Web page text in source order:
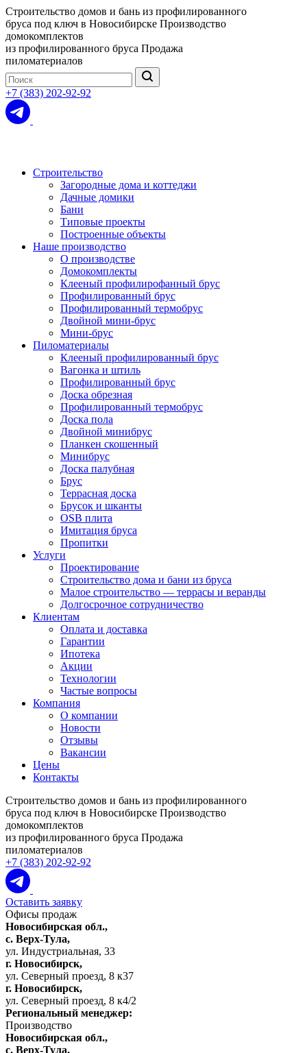
Строительство домов и бань из профилированного
бруса под ключ в Новосибирске Производство
домокомплектов
из профилированного бруса Продажа
пиломатериалов
+7 (383) 202-92-92
Строительство
Загородные дома и коттеджи
Дачные домики
Бани
Типовые проекты
Построенные объекты
Наше производство
О производстве
Домокомплекты
Клееный профилирофанный брус
Профилированный брус
Профилированный термобрус
Двойной мини-брус
Мини-брус
Пиломатериалы
Клееный профилированный брус
Вагонка и штиль
Профилированный брус
Доска обрезная
Профилированный термобрус
Доска пола
Двойной минибрус
Планкен скошенный
Минибрус
Доска палубная
Брус
Террасная доска
Брусок и шканты
OSB плита
Имитация бруса
Пропитки
Услуги
Проектирование
Строительство дома и бани из бруса
Малое строительство — террасы и веранды
Долгосрочное сотрудничество
Клиентам
Оплата и доставка
Гарантии
Ипотека
Акции
Технологии
Частые вопросы
Компания
О компании
Новости
Отзывы
Вакансии
Цены
Контакты
Строительство домов и бань из профилированного
бруса под ключ в Новосибирске Производство
домокомплектов
из профилированного бруса Продажа
пиломатериалов
+7 (383) 202-92-92
Оставить заявку
Офисы продаж
Новосибирская обл.,
c. Верх-Тула,
ул. Индустриальная, 33
г. Новосибирск,
ул. Северный проезд, 8 к37
г. Новосибирск,
ул. Северный проезд, 8 к4/2
Региональный менеджер:
Производство
Новосибирская обл.,
c. Верх-Тула,